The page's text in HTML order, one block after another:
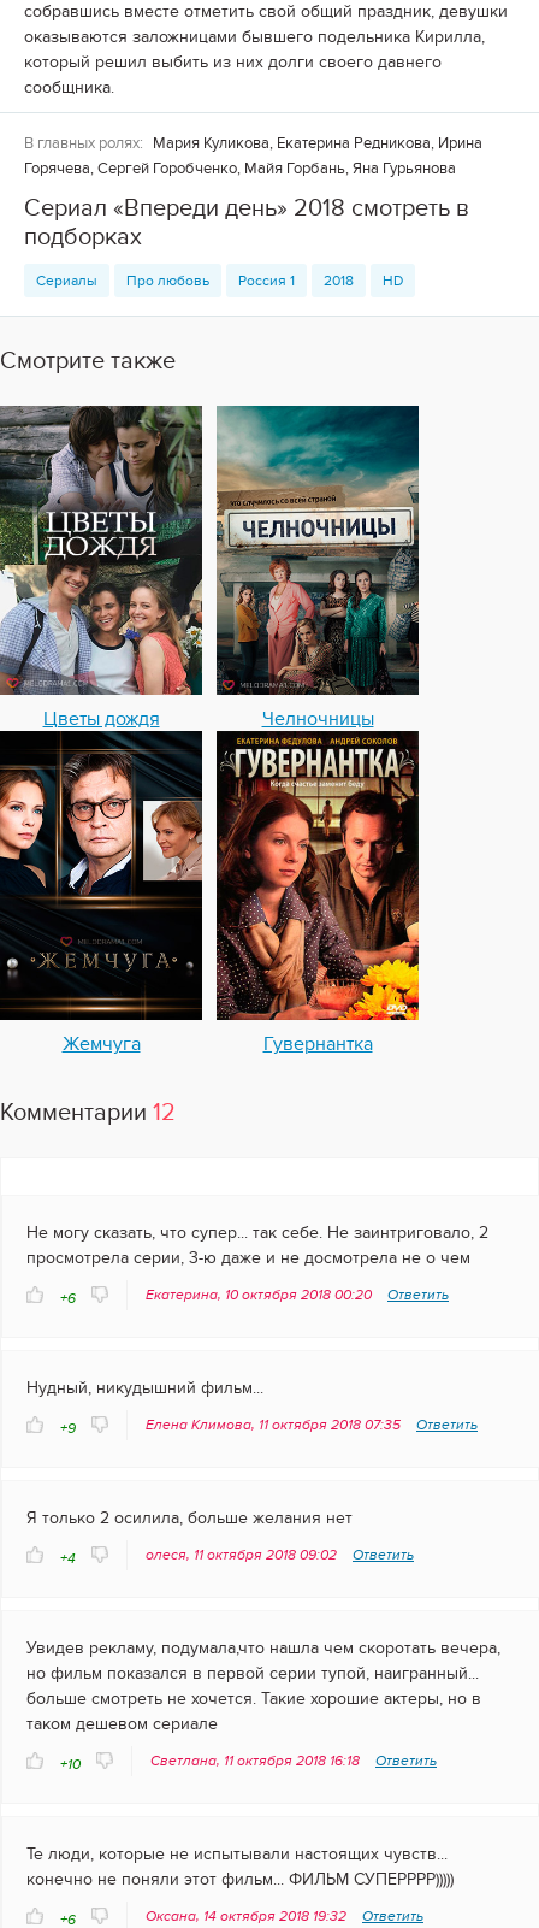
собравшись вместе отметить свой общий праздник, девушки
оказываются заложницами бывшего подельника Кирилла,
который решил выбить из них долги своего давнего
сообщника.
В главных ролях:
Мария Куликова, Екатерина Редникова, Ирина
Горячева, Сергей Горобченко, Майя Горбань, Яна Гурьянова
Сериал «Впереди день» 2018 смотреть в
подборках
Сериалы Про любовь Россия 1 2018 HD
Смотрите также
Цветы дождя Челночницы
Жемчуга Гувернантка
Комментарии 12
Не могу сказать, что супер... так себе. Не заинтриговало, 2
просмотрела серии, 3-ю даже и не досмотрела не о чем
+6 Екатерина, 10 октября 2018 00:20 Ответить
Нудный, никудышний фильм...
+9 Елена Климова, 11 октября 2018 07:35 Ответить
Я только 2 осилила, больше желания нет
+4 олеся, 11 октября 2018 09:02 Ответить
Увидев рекламу, подумала,что нашла чем скоротать вечера,
но фильм показался в первой серии тупой, наигранный...
больше смотреть не хочется. Такие хорошие актеры, но в
таком дешевом сериале
+10 Светлана, 11 октября 2018 16:18 Ответить
Те люди, которые не испытывали настоящих чувств...
конечно не поняли этот фильм... ФИЛЬМ СУПЕРРРР)))))
+6 Оксана, 14 октября 2018 19:32 Ответить